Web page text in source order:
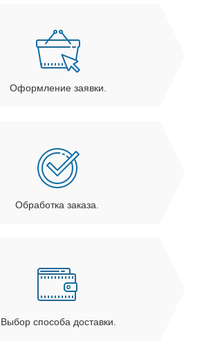
Оформление заявки.
Обработка заказа.
Выбор способа доставки.